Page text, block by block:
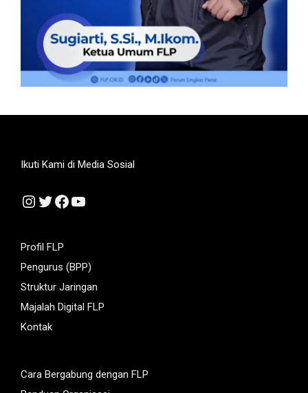
Ikuti Kami di Media Sosial
Instagram
Twitter
Facebook
YouTube
Profil FLP
Pengurus (BPP)
Struktur Jaringan
Majalah Digital FLP
Kontak
Cara Bergabung dengan FLP